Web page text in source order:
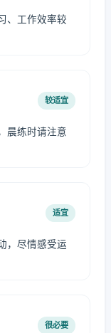
、工作效率较
较适宜
晨练时请注意
适宜
，尽情感受运
很必要